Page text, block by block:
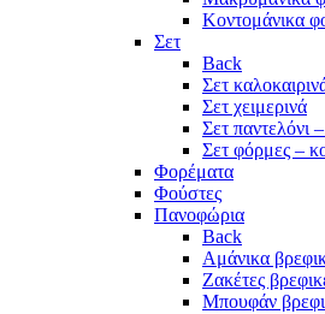
Κοντομάνικα
Σετ
Back
Σετ
Σετ χειμερινά
Σετ παντελόνι
Σετ φόρμες –
Φορέματα
Φούστες
Πανοφώρια
Back
Αμάνικα
Ζακέτες
Μπουφάν